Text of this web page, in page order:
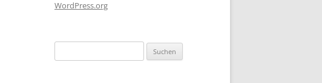
WordPress.org
nach: